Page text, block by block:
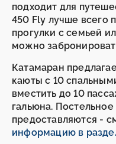
подходит для
450 Fly лучше всего
прогулки с семьей
можно
Катамаран
каюты с 10
вместить до 10
гальюна.
предоставляются -
информацию в